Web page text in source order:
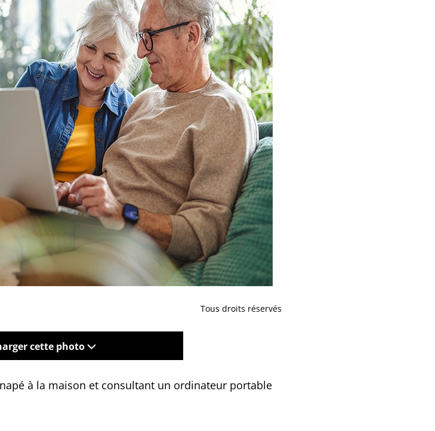
Tous droits réservés
cette photo
à la maison et consultant un ordinateur portable